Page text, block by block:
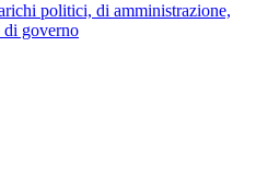
politici, di amministrazione,
di governo